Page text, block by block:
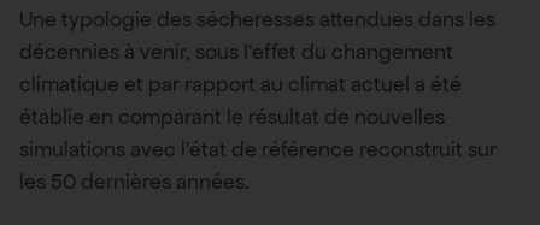
Une typologie des sécheresses attendues dans les
décennies à venir, sous l’effet du changement
climatique et par rapport au climat actuel a été
établie en comparant le résultat de nouvelles
simulations avec l’état de référence reconstruit sur
les 50 dernières années.